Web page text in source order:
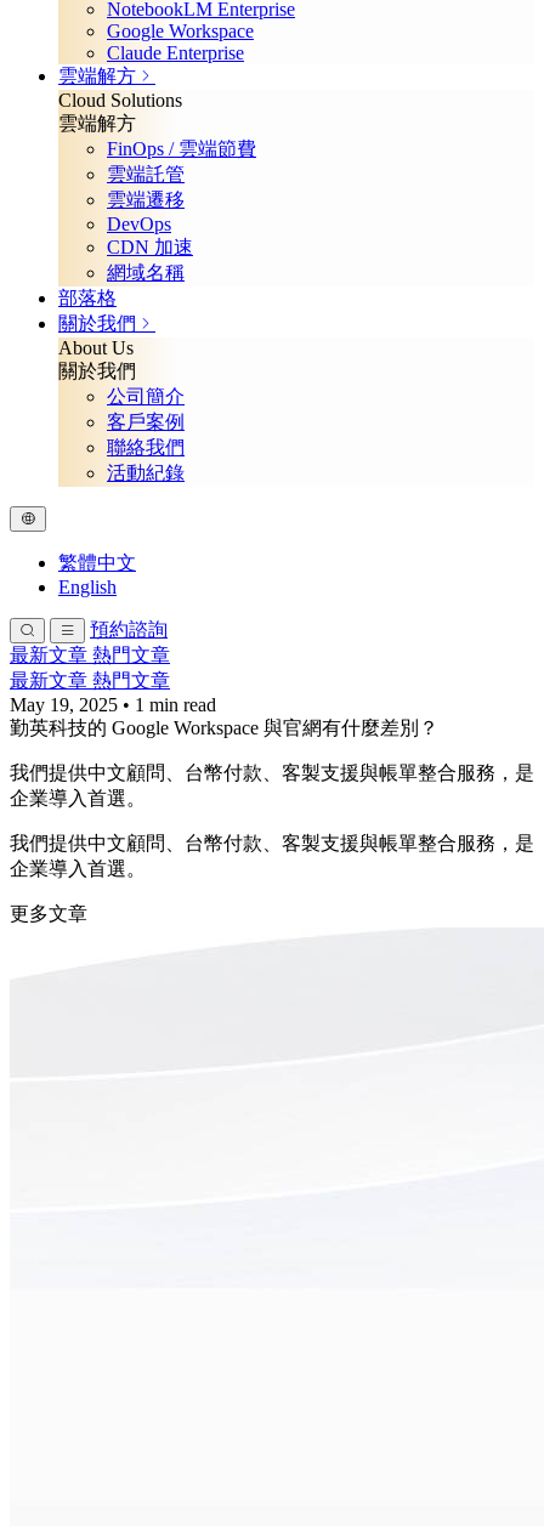
NotebookLM Enterprise
Google Workspace
Claude Enterprise
雲端解方
Cloud Solutions
雲端解方
FinOps / 雲端節費
雲端託管
雲端遷移
DevOps
CDN 加速
網域名稱
部落格
關於我們
About Us
關於我們
公司簡介
客戶案例
聯絡我們
活動紀錄
繁體中文
English
預約諮詢
最新文章 熱門文章
最新文章 熱門文章
May 19, 2025 • 1 min read
勤英科技的 Google Workspace 與官網有什麼差別？
我們提供中文顧問、台幣付款、客製支援與帳單整合服務，是
企業導入首選。
我們提供中文顧問、台幣付款、客製支援與帳單整合服務，是
企業導入首選。
更多文章